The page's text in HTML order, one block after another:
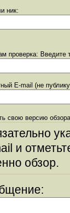
ник:
проверка: Введите
E-mail (не
свою версию
и
обзор.